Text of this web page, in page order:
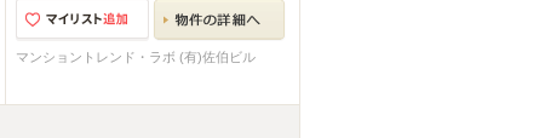
マンショントレンド・ラボ (有)佐伯ビル